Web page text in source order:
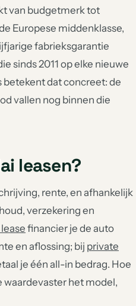
van budgetmerk tot
Europese middenklasse,
fabrieksgarantie
sinds 2011 op elke nieuwe
betekent dat concreet: de
vallen nog binnen die
leasen?
rente, en afhankelijk
verzekering en
financier je de auto
en aflossing; bij private
je één all-in bedrag. Hoe
waardevaster het model,